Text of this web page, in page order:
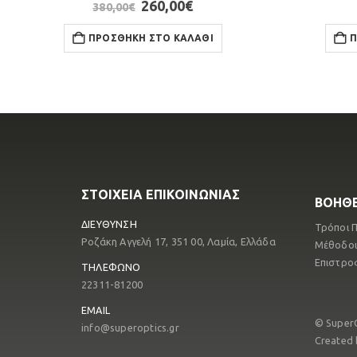
380,00€ Original
price
was:
260,00€Η
τιμή
ΠΡΟΣΘΉΚΗ ΣΤΟ ΚΑΛΆΘΙ
ΣΤΟΙΧΕΙΑ ΕΠΙΚΟΙΝΩΝΙΑΣ
ΔΙΕΥΘΥΝΣΗ
Ροζάκη Αγγελή 17, 351 00, Λαμία, Ελλάδα
ΤΗΛΕΦΩΝΟ
22311-81200
EMAIL
info@superoptics.gr
Τρόποι
©
Created